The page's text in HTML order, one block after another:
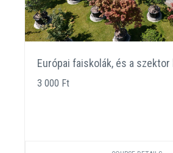
Európai faiskolák, és a
3 000 Ft